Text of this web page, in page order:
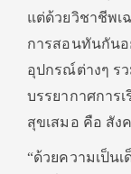
แต่ด้วยวิชาชีพเ
การสอนทันกันอ
อุปกรณ์ต่างๆ ร
บรรยากาศการ
สุขเสมอ คือ สัง
“ด้วยความเป็น